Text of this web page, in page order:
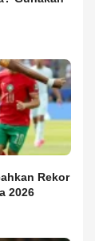
Rekor
2026